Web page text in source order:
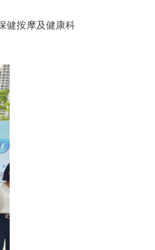
健按摩及健康科